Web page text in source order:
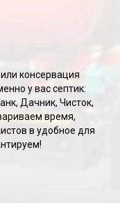
консервация
у вас септик:
Дачник, Чисток,
время,
в удобное для